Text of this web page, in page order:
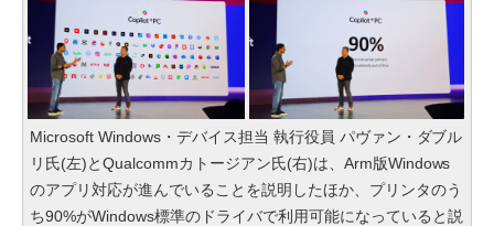
Microsoft Windows・デバイス担当 執行役員 パヴァン・ダブル
リ氏(左)とQualcommカトージアン氏(右)は、Arm版Windows
のアプリ対応が進んでいることを説明したほか、プリンタのう
ち90%がWindows標準のドライバで利用可能になっていると説